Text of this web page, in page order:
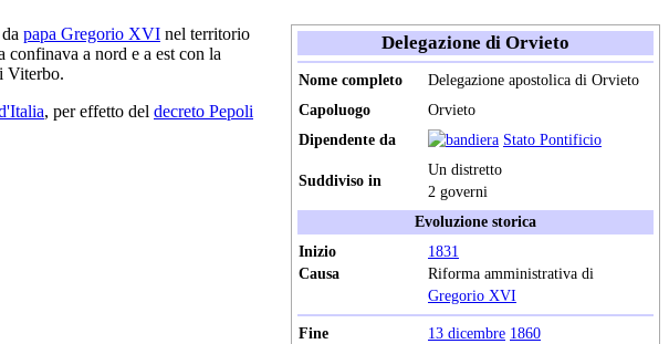
Delegazione di Orvieto
Nome completo
Delegazione apostolica di Orvieto
Capoluogo
Orvieto
Dipendente da
Stato Pontificio
Suddiviso in
Un distretto
2 governi
Evoluzione storica
Inizio
Causa
1831
Riforma amministrativa di
Gregorio XVI
Fine
13 dicembre 1860
da papa Gregorio XVI nel territorio
a nord e a est con la
Viterbo.
, per effetto del decreto Pepoli